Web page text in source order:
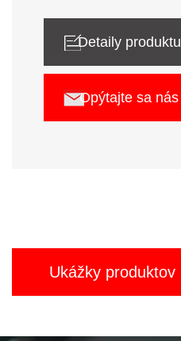
Detaily produktu
Opýtajte sa nás
Ukážky produktov